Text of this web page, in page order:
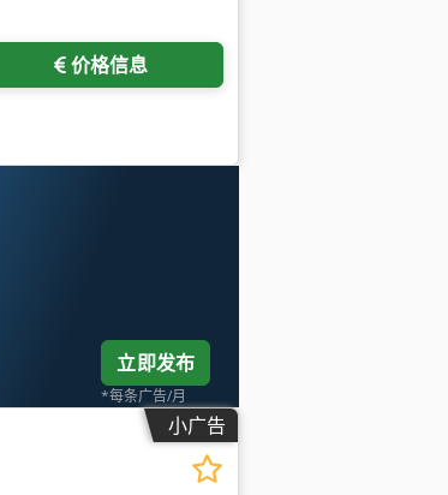
价格信息
立即发布
*每条广告/月
小广告